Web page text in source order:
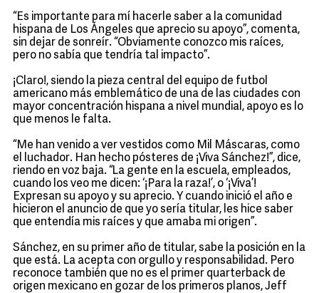
“Es importante para mí hacerle saber a la comunidad
hispana de Los Ángeles que aprecio su apoyo”, comenta,
sin dejar de sonreír. “Obviamente conozco mis raíces,
pero no sabía que tendría tal impacto”.
¡Claro!, siendo la pieza central del equipo de futbol
americano más emblemático de una de las ciudades con
mayor concentración hispana a nivel mundial, apoyo es lo
que menos le falta.
“Me han venido a ver vestidos como Mil Máscaras, como
el luchador. Han hecho pósteres de ¡Viva Sánchez!”, dice,
riendo en voz baja. “La gente en la escuela, empleados,
cuando los veo me dicen: ‘¡Para la raza!’, o ‘¡Viva’!
Expresan su apoyo y su aprecio. Y cuando inició el año e
hicieron el anuncio de que yo sería titular, les hice saber
que entendía mis raíces y que amaba mi origen”.
Sánchez, en su primer año de titular, sabe la posición en la
que está. La acepta con orgullo y responsabilidad. Pero
reconoce también que no es el primer quarterback de
origen mexicano en gozar de los primeros planos, Jeff